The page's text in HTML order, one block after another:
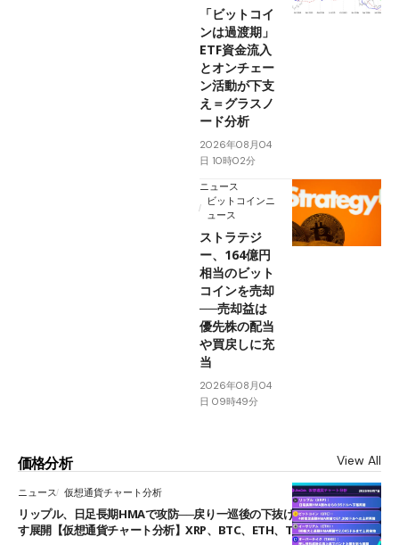
「ビットコイ
ンは過渡期」
ETF資金流入
とオンチェー
ン活動が下支
え＝グラスノ
ード分析
2026年08月04
日 10時02分
ニュース
ビットコインニ
ュース
ストラテジ
ー、164億円
相当のビット
コインを売却
──売却益は
優先株の配当
や買戻しに充
当
2026年08月04
日 09時49分
価格分析 View All
ニュース 仮想通貨チャート分析
リップル、日足長期HMAで攻防──戻り一巡後の下抜けで0.95ドルを試
す展開【仮想通貨チャート分析】XRP、BTC、ETH、TAKE